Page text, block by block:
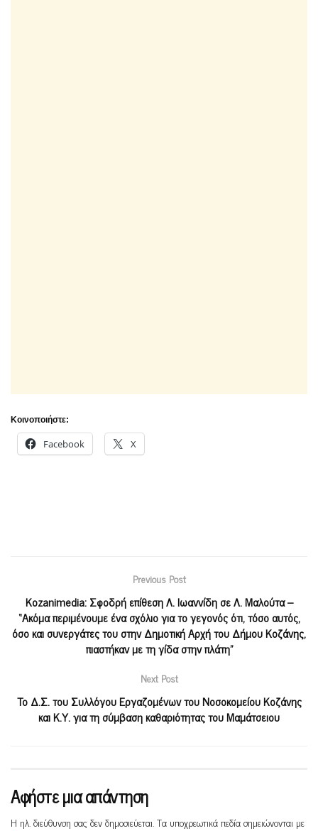
Κοινοποιήστε:
Facebook X
Previous Post
Κοzanimedia: Σφοδρή επίθεση Λ. Ιωαννίδη σε Λ. Μαλούτα –
“Ακόμα περιμένουμε ένα σχόλιο για το γεγονός ότι, τόσο αυτός,
όσο και συνεργάτες του στην Δημοτική Αρχή του Δήμου Κοζάνης,
πιαστήκαν με τη γίδα στην πλάτη”
Next Post
To Δ.Σ. του Συλλόγου Εργαζομένων του Νοσοκομείου Κοζάνης
και Κ.Υ. για τη σύμβαση καθαριότητας του Μαμάτσειου
Αφήστε μια απάντηση
Η ηλ. διεύθυνση σας δεν δημοσιεύεται.Τα υποχρεωτικά πεδία σημειώνονται με